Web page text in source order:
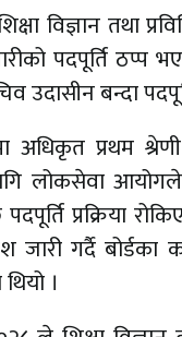
विज्ञान तथा
पदपूर्ति
उदासीन बन्दा
प्रथम श्रेणी र
लोकसेवा आयोगले
प्रक्रिया
गर्दै बोर्डका
।